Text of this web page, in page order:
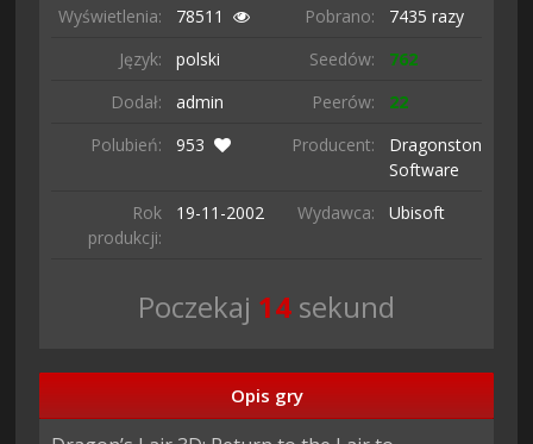
Wyświetlenia: 78511 Pobrano:
7435 razy
Język:
polski Seedów:
762
Dodał:
admin Peerów:
22
Polubień:
953 Producent:
Dragonstone
Software
Rok
produkcji:
19-11-2002 Wydawca: Ubisoft
Poczekaj 13 sekund
Opis gry